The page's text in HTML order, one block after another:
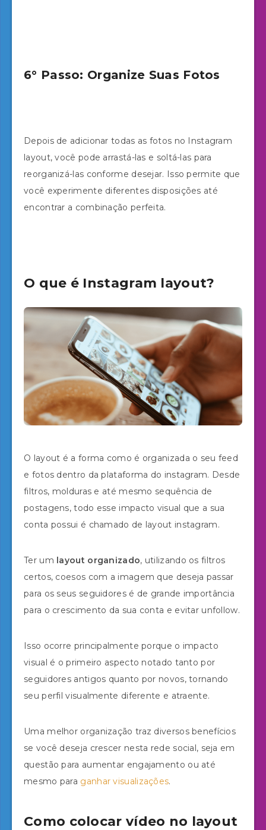
6° Passo: Organize Suas Fotos
Depois de adicionar todas as fotos no Instagram
layout, você pode arrastá-las e soltá-las para
reorganizá-las conforme desejar. Isso permite que
você experimente diferentes disposições até
encontrar a combinação perfeita.
O que é Instagram layout?
O layout é a forma como é organizada o seu feed
e fotos dentro da plataforma do instagram. Desde
filtros, molduras e até mesmo sequência de
postagens, todo esse impacto visual que a sua
conta possui é chamado de layout instagram.
Ter um layout organizado, utilizando os filtros
certos, coesos com a imagem que deseja passar
para os seus seguidores é de grande importância
para o crescimento da sua conta e evitar unfollow.
Isso ocorre principalmente porque o impacto
visual é o primeiro aspecto notado tanto por
seguidores antigos quanto por novos, tornando
seu perfil visualmente diferente e atraente.
Uma melhor organização traz diversos benefícios
se você deseja crescer nesta rede social, seja em
questão para aumentar engajamento ou até
mesmo para ganhar visualizações.
Como colocar vídeo no layout